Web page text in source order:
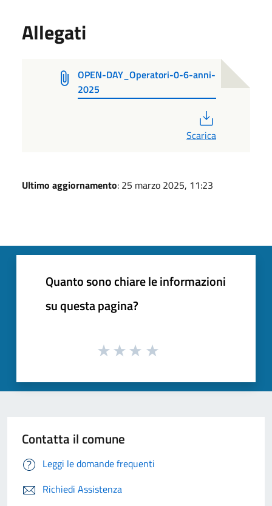
Allegati
OPEN-DAY_Operatori-0-6-anni-
2025
Scarica
Ultimo aggiornamento: 25 marzo 2025, 11:23
Quanto sono chiare le informazioni
su questa pagina?
Contatta il comune
Leggi le domande frequenti
Richiedi Assistenza